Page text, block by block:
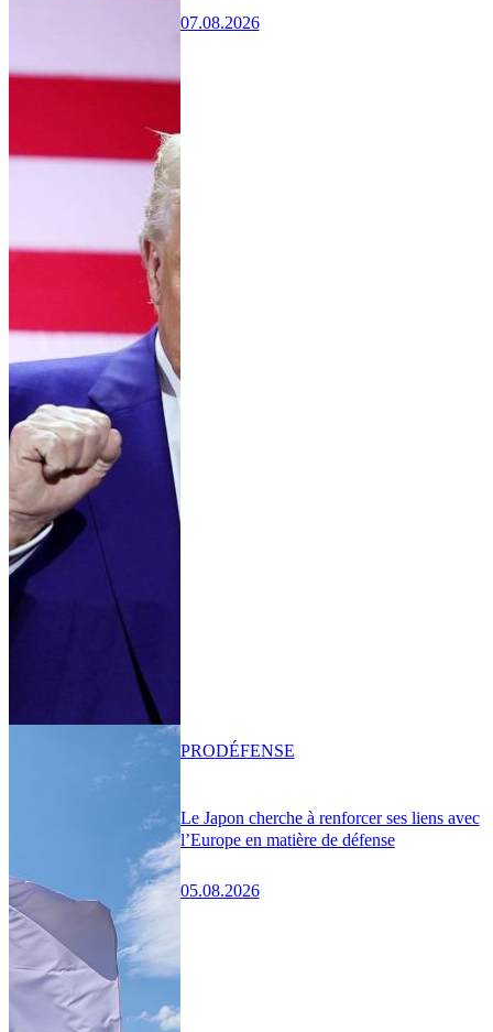
07.08.2026
Le Japon cherche à renforcer ses liens avec
l’Europe en matière de défense
05.08.2026
PRODÉFENSE